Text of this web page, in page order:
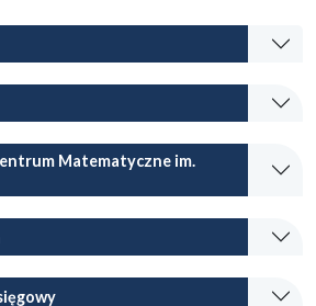
Matematyczne im.